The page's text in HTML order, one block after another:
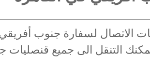
الاتصال لسفارة جنوب
التنقل الى جميع